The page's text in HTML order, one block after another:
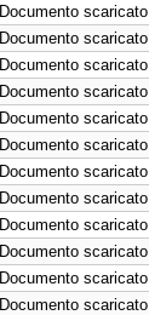
Documento scaricato
Documento scaricato
Documento scaricato
Documento scaricato
Documento scaricato
Documento scaricato
Documento scaricato
Documento scaricato
Documento scaricato
Documento scaricato
Documento scaricato
Documento scaricato